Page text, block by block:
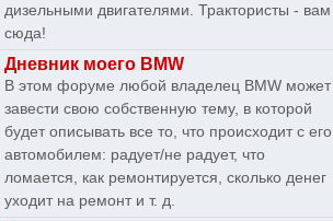
дизельными двигателями. Трактористы - вам
сюда!
Дневник моего BMW
В этом форуме любой владелец BMW может
завести свою собственную тему, в которой
будет описывать все то, что происходит с его
автомобилем: радует/не радует, что
ломается, как ремонтируется, сколько денег
уходит на ремонт и т. д.